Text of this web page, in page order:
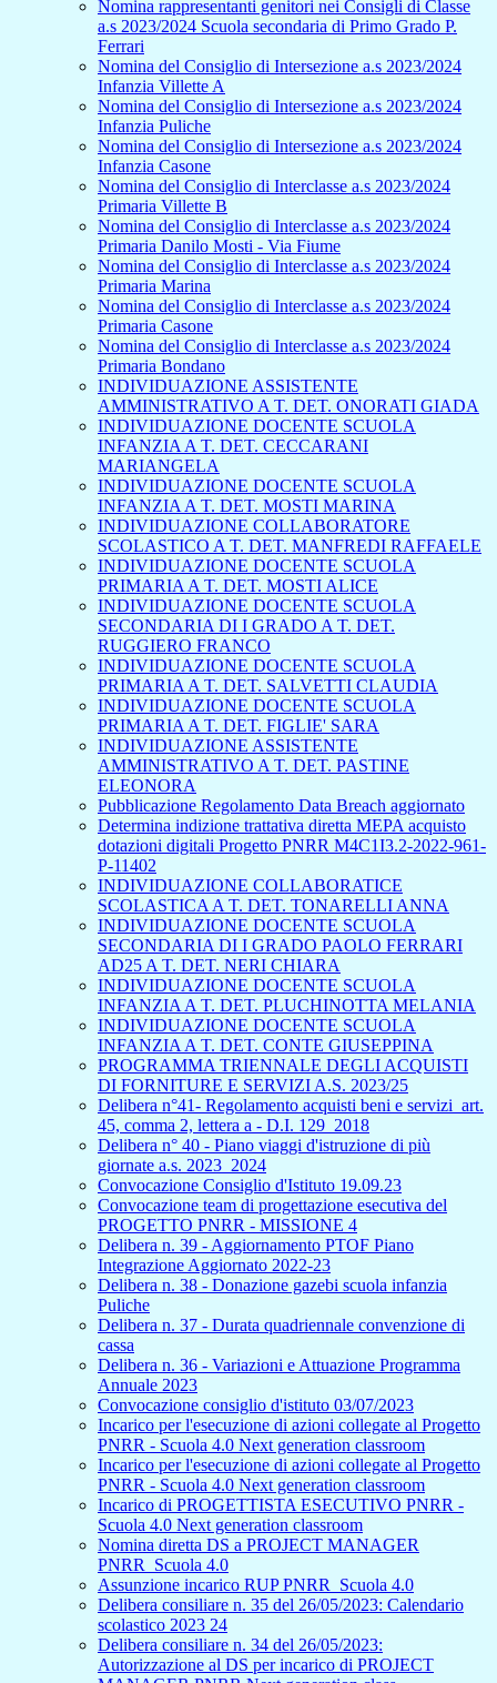
Nomina rappresentanti genitori nei Consigli di Classe
a.s 2023/2024 Scuola secondaria di Primo Grado P.
Ferrari
Nomina del Consiglio di Intersezione a.s 2023/2024
Infanzia Villette A
Nomina del Consiglio di Intersezione a.s 2023/2024
Infanzia Puliche
Nomina del Consiglio di Intersezione a.s 2023/2024
Infanzia Casone
Nomina del Consiglio di Interclasse a.s 2023/2024
Primaria Villette B
Nomina del Consiglio di Interclasse a.s 2023/2024
Primaria Danilo Mosti - Via Fiume
Nomina del Consiglio di Interclasse a.s 2023/2024
Primaria Marina
Nomina del Consiglio di Interclasse a.s 2023/2024
Primaria Casone
Nomina del Consiglio di Interclasse a.s 2023/2024
Primaria Bondano
INDIVIDUAZIONE ASSISTENTE
AMMINISTRATIVO A T. DET. ONORATI GIADA
INDIVIDUAZIONE DOCENTE SCUOLA
INFANZIA A T. DET. CECCARANI
MARIANGELA
INDIVIDUAZIONE DOCENTE SCUOLA
INFANZIA A T. DET. MOSTI MARINA
INDIVIDUAZIONE COLLABORATORE
SCOLASTICO A T. DET. MANFREDI RAFFAELE
INDIVIDUAZIONE DOCENTE SCUOLA
PRIMARIA A T. DET. MOSTI ALICE
INDIVIDUAZIONE DOCENTE SCUOLA
SECONDARIA DI I GRADO A T. DET.
RUGGIERO FRANCO
INDIVIDUAZIONE DOCENTE SCUOLA
PRIMARIA A T. DET. SALVETTI CLAUDIA
INDIVIDUAZIONE DOCENTE SCUOLA
PRIMARIA A T. DET. FIGLIE' SARA
INDIVIDUAZIONE ASSISTENTE
AMMINISTRATIVO A T. DET. PASTINE
ELEONORA
Pubblicazione Regolamento Data Breach aggiornato
Determina indizione trattativa diretta MEPA acquisto
dotazioni digitali Progetto PNRR M4C1I3.2-2022-961-
P-11402
INDIVIDUAZIONE COLLABORATICE
SCOLASTICA A T. DET. TONARELLI ANNA
INDIVIDUAZIONE DOCENTE SCUOLA
SECONDARIA DI I GRADO PAOLO FERRARI
AD25 A T. DET. NERI CHIARA
INDIVIDUAZIONE DOCENTE SCUOLA
INFANZIA A T. DET. PLUCHINOTTA MELANIA
INDIVIDUAZIONE DOCENTE SCUOLA
INFANZIA A T. DET. CONTE GIUSEPPINA
PROGRAMMA TRIENNALE DEGLI ACQUISTI
DI FORNITURE E SERVIZI A.S. 2023/25
Delibera n°41- Regolamento acquisti beni e servizi_art.
45, comma 2, lettera a - D.I. 129_2018
Delibera n° 40 - Piano viaggi d'istruzione di più
giornate a.s. 2023_2024
Convocazione Consiglio d'Istituto 19.09.23
Convocazione team di progettazione esecutiva del
PROGETTO PNRR - MISSIONE 4
Delibera n. 39 - Aggiornamento PTOF Piano
Integrazione Aggiornato 2022-23
Delibera n. 38 - Donazione gazebi scuola infanzia
Puliche
Delibera n. 37 - Durata quadriennale convenzione di
cassa
Delibera n. 36 - Variazioni e Attuazione Programma
Annuale 2023
Convocazione consiglio d'istituto 03/07/2023
Incarico per l'esecuzione di azioni collegate al Progetto
PNRR - Scuola 4.0 Next generation classroom
Incarico per l'esecuzione di azioni collegate al Progetto
PNRR - Scuola 4.0 Next generation classroom
Incarico di PROGETTISTA ESECUTIVO PNRR -
Scuola 4.0 Next generation classroom
Nomina diretta DS a PROJECT MANAGER
PNRR_Scuola 4.0
Assunzione incarico RUP PNRR_Scuola 4.0
Delibera consiliare n. 35 del 26/05/2023: Calendario
scolastico 2023 24
Delibera consiliare n. 34 del 26/05/2023:
Autorizzazione al DS per incarico di PROJECT